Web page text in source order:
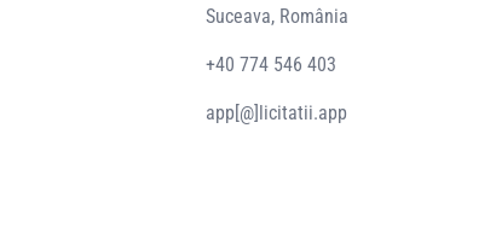
Suceava, România
+40 774 546 403
app[@]licitatii.app